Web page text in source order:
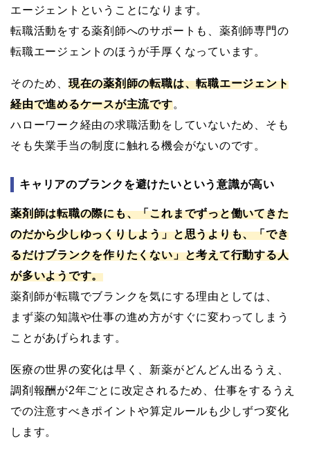
エージェントということになります。
転職活動をする薬剤師へのサポートも、薬剤師専門の
転職エージェントのほうが手厚くなっています。
そのため、 現在の薬剤師の転職は、転職エージェント
経由で進めるケースが主流です。
ハローワーク経由の求職活動をしていないため、そも
そも失業手当の制度に触れる機会がないのです。
キャリアのブランクを避けたいという意識が高い
薬剤師は転職の際にも、「これまでずっと働いてきた
のだから少しゆっくりしよう」と思うよりも、「でき
るだけブランクを作りたくない」と考えて行動する人
が多いようです。
薬剤師が転職でブランクを気にする理由としては、
まず薬の知識や仕事の進め方がすぐに変わってしまう
ことがあげられます。
医療の世界の変化は早く、新薬がどんどん出るうえ、
調剤報酬が2年ごとに改定されるため、仕事をするうえ
での注意すべきポイントや算定ルールも少しずつ変化
します。